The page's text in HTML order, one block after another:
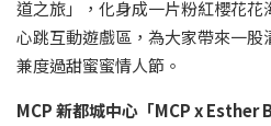
道之旅」，化身成一片粉紅櫻花花
心跳互動遊戲區，為大家帶來一
兼度過甜蜜蜜情人節。
MCP新都城中心「MCP x Esther